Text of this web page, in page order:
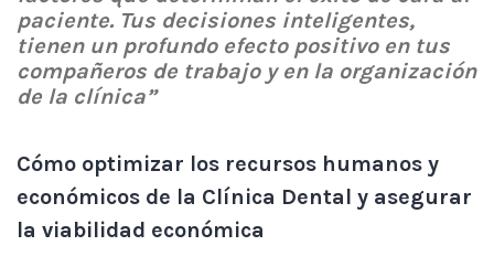
paciente. Tus decisiones inteligentes,
tienen un profundo efecto positivo en tus
compañeros de trabajo y en la organización
de la clínica”
Cómo optimizar los recursos humanos y
económicos de la Clínica Dental y asegurar
la viabilidad económica